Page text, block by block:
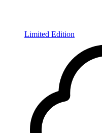
Limited Edition